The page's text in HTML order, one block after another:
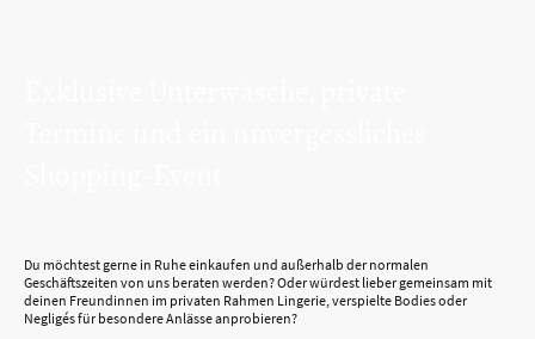
Du möchtest gerne in Ruhe einkaufen und außerhalb der normalen
Geschäftszeiten von uns beraten werden? Oder würdest lieber gemeinsam mit
deinen Freundinnen im privaten Rahmen Lingerie, verspielte Bodies oder
Negligés für besondere Anlässe anprobieren?